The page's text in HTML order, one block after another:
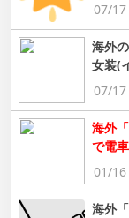
07/
海外
女装(
07/
海外
で電
01/
海外